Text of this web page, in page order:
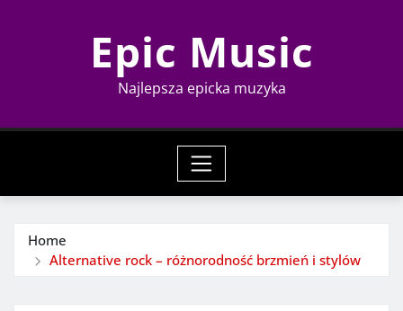
Epic Music
Najlepsza epicka muzyka
Home
Alternative rock – różnorodność brzmień i stylów